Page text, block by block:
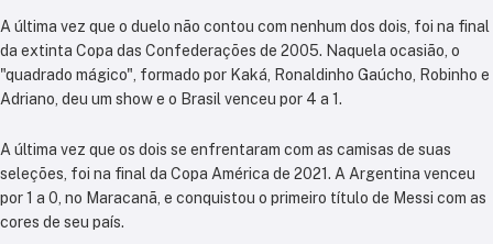
A última vez que o duelo não contou com nenhum dos dois, foi na final
da extinta Copa das Confederações de 2005. Naquela ocasião, o
"quadrado mágico", formado por Kaká, Ronaldinho Gaúcho, Robinho e
Adriano, deu um show e o Brasil venceu por 4 a 1.
A última vez que os dois se enfrentaram com as camisas de suas
seleções, foi na final da Copa América de 2021. A Argentina venceu
por 1 a 0, no Maracanã, e conquistou o primeiro título de Messi com as
cores de seu país.